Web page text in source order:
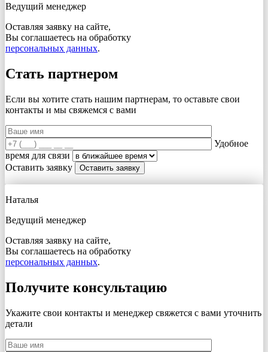
Ведущий менеджер
Оставляя заявку на сайте,
Вы соглашаетесь на обработку
персональных данных.
Стать партнером
Если вы хотите стать нашим партнерам, то оставьте свои
контакты и мы свяжемся с вами
Удобное
время для связи
Оставить заявку
Наталья
Ведущий менеджер
Оставляя заявку на сайте,
Вы соглашаетесь на обработку
персональных данных.
Получите консультацию
Укажите свои контакты и менеджер свяжется с вами уточнить
детали